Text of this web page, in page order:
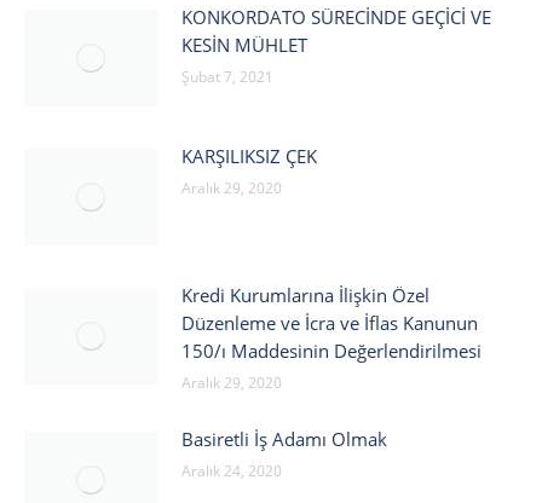
KONKORDATO SÜRECİNDE GEÇİCİ VE
KESİN MÜHLET
Şubat 7, 2021
KARŞILIKSIZ ÇEK
Aralık 29, 2020
Kredi Kurumlarına İlişkin Özel
Düzenleme ve İcra ve İflas Kanunun
150/ı Maddesinin Değerlendirilmesi
Aralık 29, 2020
Basiretli İş Adamı Olmak
Aralık 24, 2020